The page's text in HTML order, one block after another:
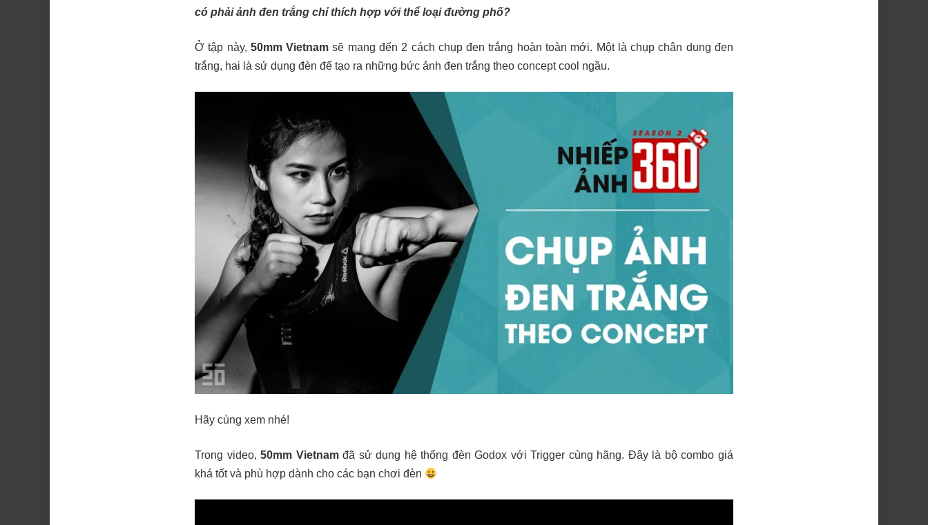
có phải ảnh đen trắng chỉ thích hợp với thể loại đường phố?
Ở tập này, 50mm Vietnam sẽ mang đến 2 cách chụp đen trắng hoàn toàn mới. Một là chụp chân dung đen
trắng, hai là sử dụng đèn để tạo ra những bức ảnh đen trắng theo concept cool ngầu.
Hãy cùng xem nhé!
Trong video,50mm Vietnamđã sử dụng hệ thống đèn Godox với Trigger cùng hãng. Đây là bộ combo giá
khá tốt và phù hợp dành cho các bạn chơi đèn